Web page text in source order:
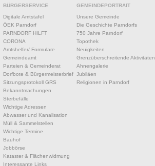
BÜRGERSERVICE
Digitale Amtstafel
ÖEK Parndorf
PARNDORF HILFT
CORONA
Amtshelfer/ Formulare
Gemeindeamt
Parteien & Gemeinderat
Dorfbote & Bürgermeisterbrief
Sitzungsprotokoll GRS
Bekanntmachungen
Sterbefälle
Wichtige Adressen
Abwasser und Kanalisation
Müll & Sammelstellen
Wichtige Termine
Bauhof
Jobbörse
Kataster & Flächenwidmung
Interessante Links
GEMEINDEPORTRAIT
Unsere Gemeinde
Die Geschichte Parndorfs
750 Jahre Parndorf
Topothek
Neuigkeiten
Grenzüberschreitende Aktivitäten
Ahnengalerie
Jubiläen
Religionen in Parndorf